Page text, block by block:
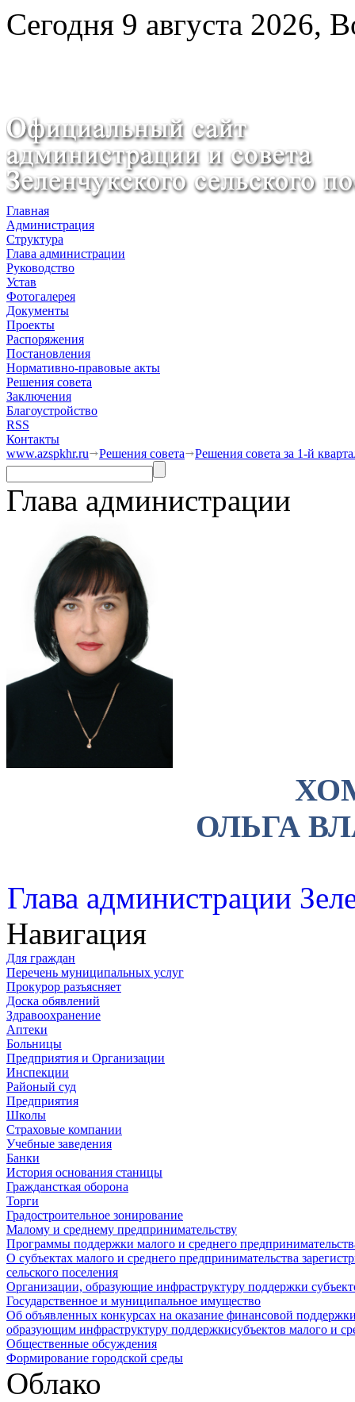
Сегодня 9 августа 2026,
Главная
Администрация
Структура
Глава администрации
Руководство
Устав
Фотогалерея
Документы
Проекты
Распоряжения
Постановления
Нормативно-правовые акты
Решения совета
Заключения
Благоустройство
RSS
Контакты
www.azspkhr.ru
Решения совета Решения совета за 1-й
Глава администрации
ОЛЬГА
Глава администрации
Навигация
Для граждан
Перечень муниципальных услуг
Прокурор разъясняет
Доска обявлений
Здравоохранение
Аптеки
Больницы
Предприятия и Организации
Инспекции
Районый суд
Предприятия
Школы
Страховые компании
Учебные заведения
Банки
История основания станицы
Граждансткая оборона
Торги
Градостроительное зонирование
Малому и среднему предпринимательству
Программы поддержки малого и среднего
О субъектах малого и среднего предпринимательства
сельского поселения
Организации, образующие инфраструктуру поддержки
Государственное и муниципальное имущество
Об объявленных конкурсах на оказание финансовой
образующим инфраструктуру поддержкисубъектов малого и
Общественные обсуждения
Формирование городской среды
Облако